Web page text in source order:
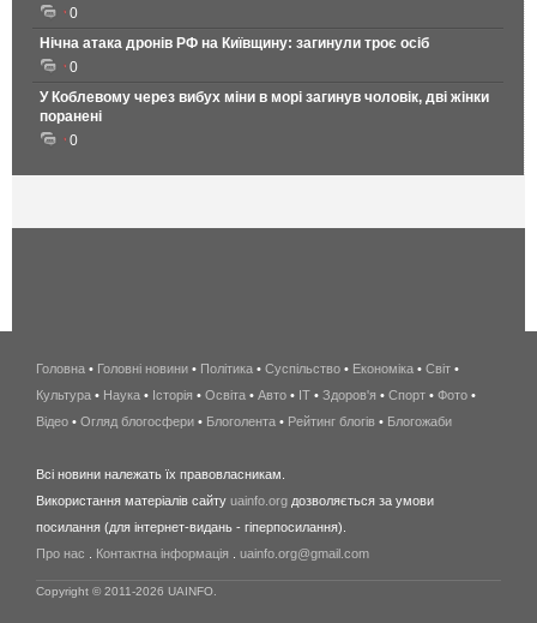
0
Нічна атака дронів РФ на Київщину: загинули троє осіб
0
У Коблевому через вибух міни в морі загинув чоловік, дві жінки
поранені
0
беспроводной
интернет
киев
wimax
в
Головна • Головні новини • Політика • Суспільство • Економіка • Світ •
Культура • Наука • Історія • Освіта • Авто • IT • Здоров'я • Спорт • Фото •
Відео • Огляд блогосфери • Блоголента • Рейтинг блогів • Блогожаби
Всі новини належать їх правовласникам.
Використання матеріалів сайту uainfo.org дозволяється за умови
посилання (для інтернет-видань - гіперпосилання).
Про нас
Контактна інформація uainfo.org@gmail.com
Copyright © 2011-2026 UAINFO.